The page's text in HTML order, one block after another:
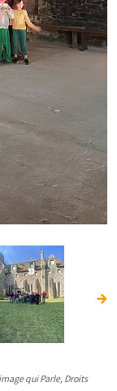
qui Parle, Droits